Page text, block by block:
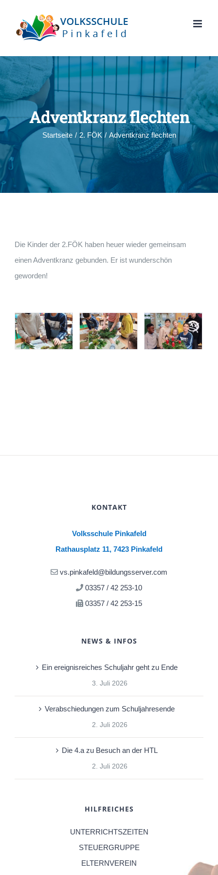
springen
Adventkranz flechten
Startseite / 2. FÖK / Adventkranz flechten
Die Kinder der 2.FÖK haben heuer wieder gemeinsam
einen Adventkranz gebunden. Er ist wunderschön
geworden!
KONTAKT
Volksschule Pinkafeld
Rathausplatz 11, 7423 Pinkafeld
vs.pinkafeld@bildungsserver.com
03357 / 42 253-10
03357 / 42 253-15
NEWS & INFOS
Ein ereignisreiches Schuljahr geht zu Ende
3. Juli 2026
Verabschiedungen zum Schuljahresende
2. Juli 2026
Die 4.a zu Besuch an der HTL
2. Juli 2026
HILFREICHES
UNTERRICHTSZEITEN
STEUERGRUPPE
ELTERNVEREIN